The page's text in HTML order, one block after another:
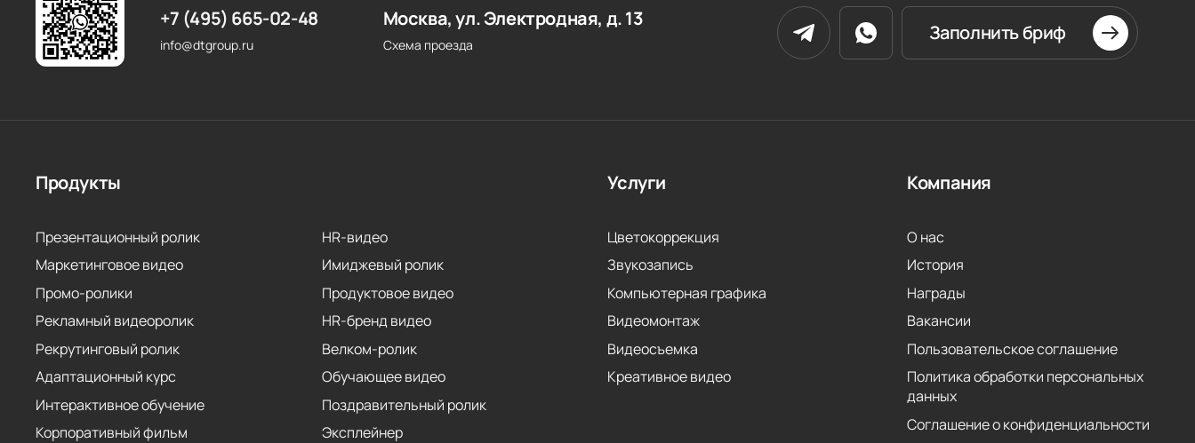
+7 (495) 665-02-48
info@dtgroup.ru
Москва, ул. Электродная, д. 13
Схема проезда
Заполнить бриф
Продукты
Презентационный ролик
HR-видео
Маркетинговое видео
Имиджевый ролик
Промо-ролики
Продуктовое видео
Рекламный видеоролик
HR-бренд видео
Рекрутинговый ролик
Велком-ролик
Адаптационный курс
Обучающее видео
Интерактивное обучение
Поздравительный ролик
Корпоративный фильм
Эксплейнер
Услуги
Цветокоррекция
Звукозапись
Компьютерная графика
Видеомонтаж
Видеосъемка
Креативное видео
Компания
О нас
История
Награды
Вакансии
Пользовательское соглашение
Политика обработки персональных
данных
Соглашение о конфиденциальности